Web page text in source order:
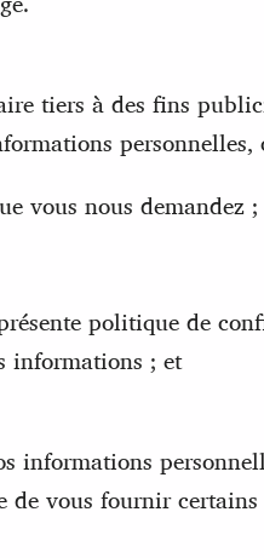
tiers à des fins
personnelles,
vous nous demandez ;
politique de
informations ; et
informations
vous fournir